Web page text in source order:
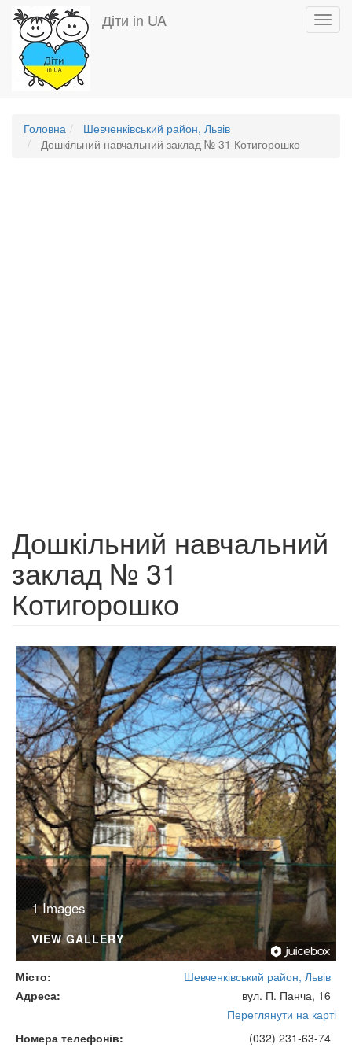
Перейти
основного
вмісту
Діти in UA
Головна
Шевченківський район, Львів
Дошкільний навчальний заклад № 31 Котигорошко
Дошкільний навчальний
заклад № 31
Котигорошко
1 Images
VIEW GALLERY
Місто
Шевченківський район, Львів
Адреса
вул. П. Панча, 16
Переглянути на карті
Номера телефонів
(032) 231-63-74